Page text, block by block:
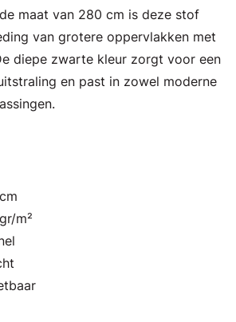
maat van 280 cm is deze stof
van grotere oppervlakken met
diepe zwarte kleur zorgt voor een
en past in zowel moderne
m²